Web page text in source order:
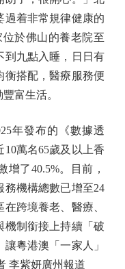
過着非常規律健康的
於佛山的養老院至
到九點入睡，日日有
衡搭配，醫療服務便
富生活。
年發布的《數據透
萬名65歲及以上香
了40.5%。目前，
務機構總數已增至24
跨境養老、醫療、
機制銜接上持續「破
粵港澳「一家人」
李紫妍廣州報道